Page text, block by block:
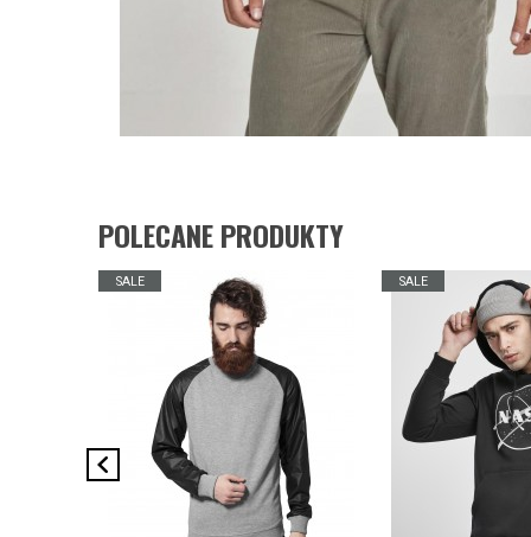
POLECANE PRODUKTY
SALE SALE